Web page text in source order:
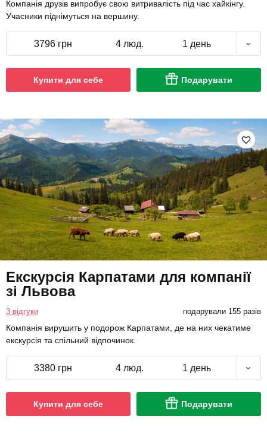
Компанія друзів випробує свою витривалість під час хайкінгу.
Учасники піднімуться на вершину.
3796 грн 4 люд. 1 день
Купити для себе Подарувати
Екскурсія Карпатами для компанії
зі Львова
3 відгуки подарували 155 разів
Компанія вирушить у подорож Карпатами, де на них чекатиме
екскурсія та спільний відпочинок.
3380 грн 4 люд. 1 день
Купити для себе Подарувати